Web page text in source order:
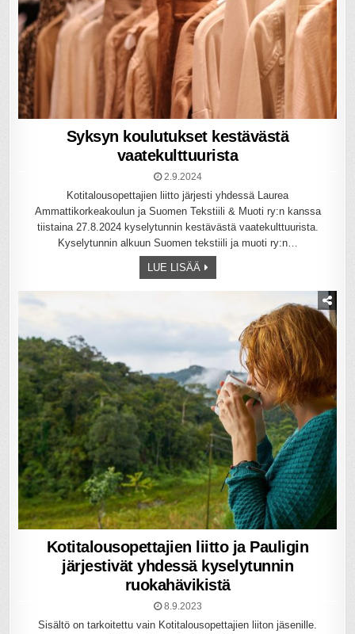
Syksyn koulutukset kestävästä
vaatekulttuurista
2.9.2024
Kotitalousopettajien liitto järjesti yhdessä Laurea
Ammattikorkeakoulun ja Suomen Tekstiili & Muoti ry:n kanssa
tiistaina 27.8.2024 kyselytunnin kestävästä vaatekulttuurista.
Kyselytunnin alkuun Suomen tekstiili ja muoti ry:n…
LUE LISÄÄ
Kotitalousopettajien liitto ja Pauligin
järjestivät yhdessä kyselytunnin
ruokahävikistä
8.9.2023
Sisältö on tarkoitettu vain Kotitalousopettajien liiton jäsenille.